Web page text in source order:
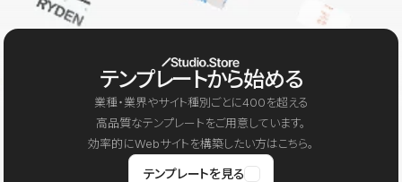
テンプレートから始める
業種・業界やサイト種別ごとに400を超える
高品質なテンプレートをご用意しています。
効率的にWebサイトを構築したい方はこちら。
テンプレートを見る